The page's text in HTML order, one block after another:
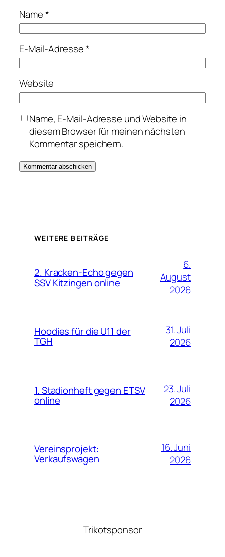
Name*
E-Mail-Adresse*
Website
Name, E-Mail-Adresse und Website in
diesem Browser für meinen nächsten
Kommentar speichern.
WEITERE BEITRÄGE
2. Kracken-Echo gegen
SSV Kitzingen online
6.
August
2026
Hoodies für die U11 der
TGH
31. Juli
2026
1. Stadionheft gegen ETSV
online
23. Juli
2026
Vereinsprojekt:
Verkaufswagen
16. Juni
2026
Trikotsponsor